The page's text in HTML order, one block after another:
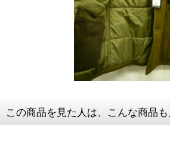
この商品を見た人は、こんな商品